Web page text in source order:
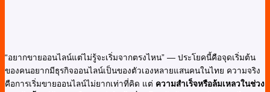
“อยากขายออนไลน์แต่ไม่รู้จะเริ่มจากตรงไหน” — ประโยคนี้คือจุดเริ่มต้น
ของคนอยากมีธุรกิจออนไลน์เป็นของตัวเองหลายแสนคนในไทย ความจริง
คือการเริ่มขายออนไลน์ไม่ยากเท่าที่คิด แต่ ความสำเร็จหรือล้มเหลวในช่วง